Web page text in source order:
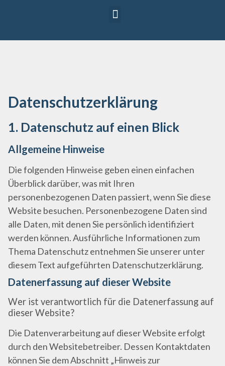
Datenschutz­erklärung
1. Datenschutz auf einen Blick
Allgemeine Hinweise
Die folgenden Hinweise geben einen einfachen
Überblick darüber, was mit Ihren
personenbezogenen Daten passiert, wenn Sie diese
Website besuchen. Personenbezogene Daten sind
alle Daten, mit denen Sie persönlich identifiziert
werden können. Ausführliche Informationen zum
Thema Datenschutz entnehmen Sie unserer unter
diesem Text aufgeführten Datenschutzerklärung.
Datenerfassung auf dieser Website
Wer ist verantwortlich für die Datenerfassung auf
dieser Website?
Die Datenverarbeitung auf dieser Website erfolgt
durch den Websitebetreiber. Dessen Kontaktdaten
können Sie dem Abschnitt „Hinweis zur